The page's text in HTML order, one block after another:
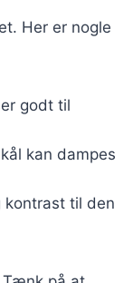
Her er nogle
godt til
kan dampes
til den